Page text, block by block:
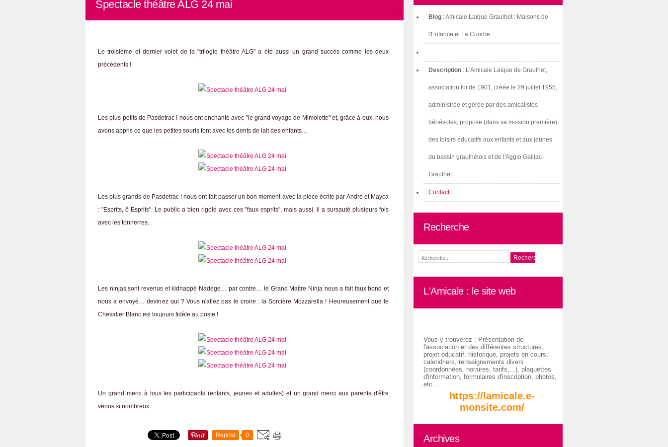
Spectacle théâtre ALG 24 mai
Le troisième et dernier volet de la "trilogie théâtre ALG" a été aussi un grand succès comme les deux
précédents !
Les plus petits de Pasdetrac ! nous ont enchanté avec "le grand voyage de Mimolette" et, grâce à eux, nous
avons appris ce que les petites souris font avec les dents de lait des enfants…
Les plus grands de Pasdetrac ! nous ont fait passer un bon moment avec la pièce écrite par André et Mayca
: "Esprits, ô Esprits". Le public a bien rigolé avec ces "faux esprits", mais aussi, il a sursauté plusieurs fois
avec les tonnerres.
Les ninjas sont revenus et kidnappé Nadège… par contre… le Grand Maître Ninja nous a fait faux bond et
nous a envoyé… devinez qui ? Vous n'allez pas le croire : la Sorcière Mozzarella ! Heureusement que le
Chevalier Blanc est toujours fidèle au poste !
Un grand merci à tous les participants (enfants, jeunes et adultes) et un grand merci aux parents d'être
venus si nombreux.
Repost 0
Blog : Amicale Laïque Graulhet : Maisons de
l'Enfance et La Courbe
Description : L'Amicale Laïque de Graulhet,
association loi de 1901, créée le 29 juillet 1955,
administrée et gérée par des amicalistes
bénévoles, propose (dans sa mission première)
des loisirs éducatifs aux enfants et aux jeunes
du bassin graulhétois et de l'Agglo Gaillac-
Graulhet.
Contact
Recherche
L'Amicale : le site web
Vous y trouverez : Présentation de
l'association et des différentes structures,
projet éducatif, historique, projets en cours,
calendriers, renseignements divers
(coordonnées, horaires, tarifs,...), plaquettes
d'information, formulaires d'inscription, photos,
etc...
https://lamicale.e-
monsite.com/
Archives